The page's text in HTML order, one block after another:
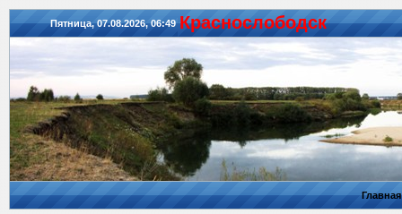
Пятница, 07.08.2026, 06:49 Красноcлободск
Главная